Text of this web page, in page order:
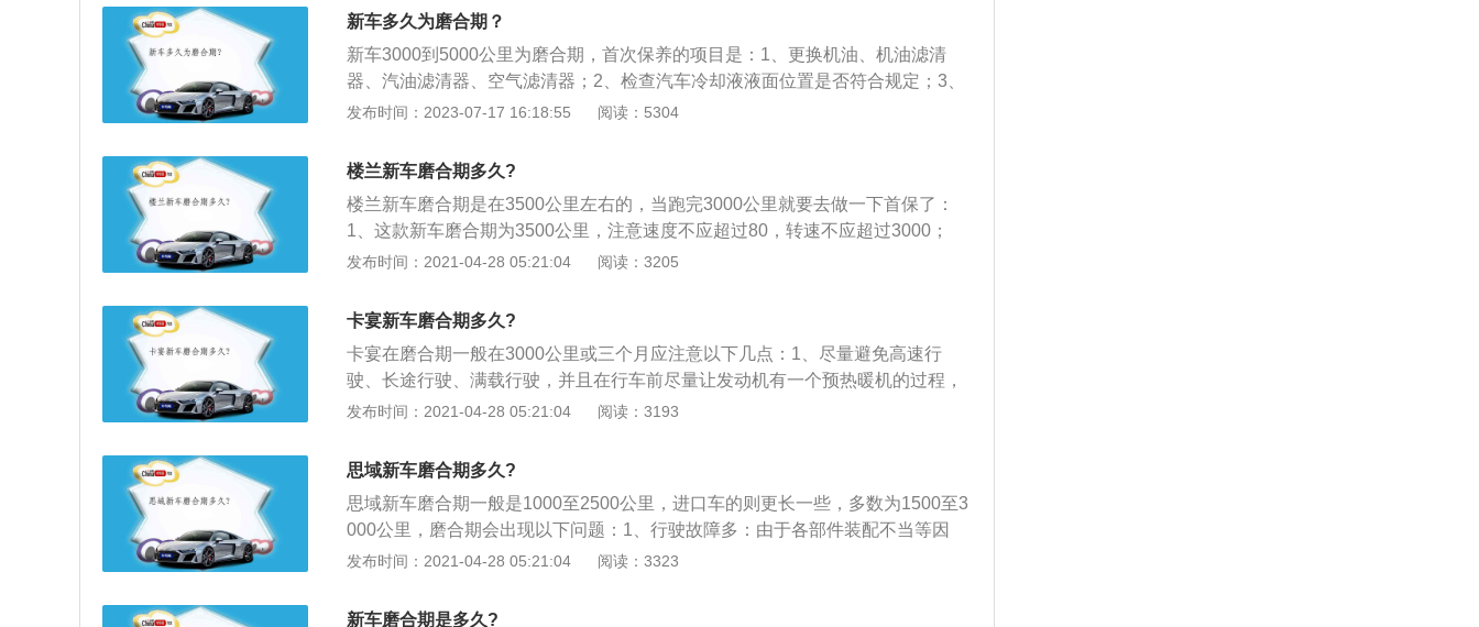
件造成损坏；4、不要跑长途：新车在磨合期内跑长途，发动机连续工作的时间
增加，易造成机件磨损。
新车多久为磨合期？
新车3000到5000公里为磨合期，首次保养的项目是：1、更换机油、机油滤清
器、汽油滤清器、空气滤清器；2、检查汽车冷却液液面位置是否符合规定；3、
检查制动器及离合器液面位置；4、检查转向助力油罐的油面是否符合规定；5、
检查发电机、空调、水泵及助力泵皮带的松紧与老化情况；8、检查汽车轮胎气
压及磨损情况；9、检查汽车尾气排放是否达标。
发布时间：2023-07-17 16:18:55 阅读：5304
楼兰新车磨合期多久?
楼兰新车磨合期是在3500公里左右的，当跑完3000公里就要去做一下首保了：
1、这款新车磨合期为3500公里，注意速度不应超过80，转速不应超过3000；
2、如果不出远门的话，那么加油就加半个油箱就可以了，还有尽量不要满载，
车在磨合期期间不要上高速跑长途。
发布时间：2021-04-28 05:21:04 阅读：3205
卡宴新车磨合期多久?
卡宴在磨合期一般在3000公里或三个月应注意以下几点：1、尽量避免高速行
驶、长途行驶、满载行驶，并且在行车前尽量让发动机有一个预热暖机的过程，
以使发动机内部运转的机件能够得到充分的润滑；2、严格的控制车速和发动机
要超过3000转每分钟，以免造成发动机和变速箱等部件的负荷过大，但是也尽量
不要让车辆长时间处于低速行驶的状态，并且行驶过程中要适时的变换挡位，以
使变速箱能够得到充分的磨合；3、行驶过程中要尽量避免急加速和急刹车的操
作，因为这类操作容易对发动机、变速箱、制动系统以及底盘和悬架造成较大的
冲击，在行驶中要尽量保持匀速行驶，并且要缓加油、缓刹车。
发布时间：2021-04-28 05:21:04 阅读：3193
思域新车磨合期多久?
思域新车磨合期一般是1000至2500公里，进口车的则更长一些，多数为1500至3
000公里，磨合期会出现以下问题：1、行驶故障多：由于各部件装配不当等因
素，会导致新车在磨合期的行驶故障较多；2、耗油量大：为确保新车磨合期在
从而使耗油量增加的；3、润滑油易变质：新车在磨合期，因为部件表面粗糙，
发布时间：2021-04-28 05:21:04 阅读：3323
新车磨合期是多久?